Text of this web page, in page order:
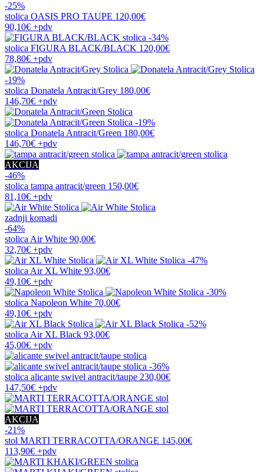
-25%
stolica OASIS PRO TAUPE 120,00€
90,10€ +pdv
-34%
stolica FIGURA BLACK/BLACK 120,00€
78,80€ +pdv
-19%
stolica Donatela Antracit/Grey 180,00€
146,70€ +pdv
-19%
stolica Donatela Antracit/Green 180,00€
146,70€ +pdv
AKCIJA
-46%
stolica tampa antracit/green 150,00€
81,10€ +pdv
zadnji komadi
-64%
stolicaAir White 90,00€
32,70€ +pdv
-47%
stolicaAir XL White 93,00€
49,10€ +pdv
-30%
stolica Napoleon White 70,00€
49,10€ +pdv
-52%
stolicaAir XL Black 93,00€
45,00€ +pdv
-36%
stolica alicante swivel antracit/taupe 230,00€
147,50€ +pdv
AKCIJA
-21%
stol MARTI TERRACOTTA/ORANGE 145,00€
113,90€ +pdv